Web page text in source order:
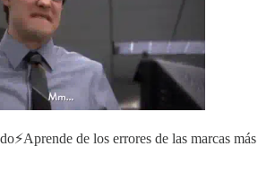
de los errores de las marcas más